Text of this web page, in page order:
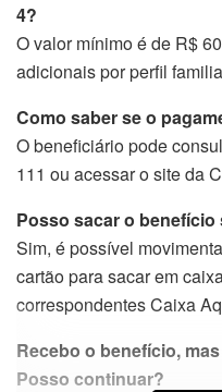
4?
O valor mínimo é de R$
adicionais por perfil
Como saber se o
O beneficiário pode
111 ou acessar o site da
Posso sacar o benefício
Sim, é possível
cartão para sacar em
correspondentes Caixa
Recebo o benefício,
Posso continuar?